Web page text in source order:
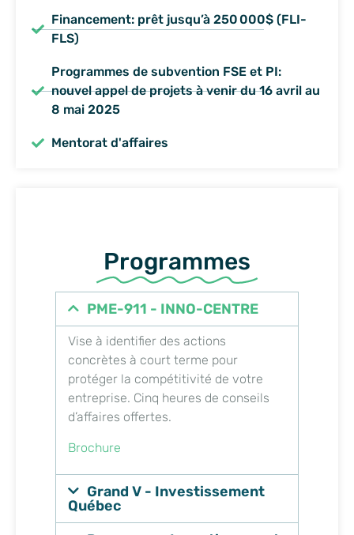
Financement: prêt jusqu’à 250 000$ (FLI-
FLS)
Programmes de subvention FSE et PI:
nouvel appel de projets à venir du 16 avril au
8 mai 2025
Mentorat d'affaires
Programmes
PME-911 - INNO-CENTRE
Vise à identifier des actions
concrètes à court terme pour
protéger la compétitivité de votre
entreprise. Cinq heures de conseils
d’affaires offertes.
Brochure
Grand V - Investissement
Québec